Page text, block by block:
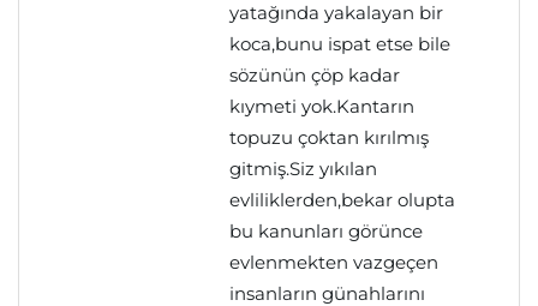
yatağında yakalayan bir
koca,bunu ispat etse bile
sözünün çöp kadar
kıymeti yok.Kantarın
topuzu çoktan kırılmış
gitmiş.Siz yıkılan
evliliklerden,bekar olupta
bu kanunları görünce
evlenmekten vazgeçen
insanların günahlarını